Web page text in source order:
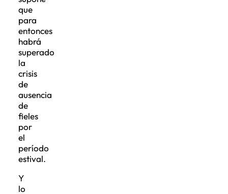
que
para
entonces
habrá
superado
la
crisis
de
ausencia
de
fieles
por
el
período
estival.
Y
lo